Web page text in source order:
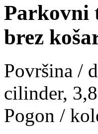
Parkovni
brez
Površina /
cilinder,
Pogon /